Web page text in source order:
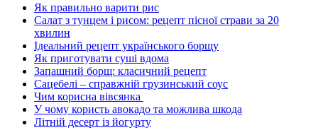
Як правильно варити рис
Салат з тунцем і рисом: рецепт пісної страви за 20
хвилин
Ідеальний рецепт українського борщу
Як приготувати суші вдома
Запашний борщ: класичний рецепт
Сацебелі – справжній грузинський соус
Чим корисна вівсянка
У чому користь авокадо та можлива шкода
Літній десерт із йогурту